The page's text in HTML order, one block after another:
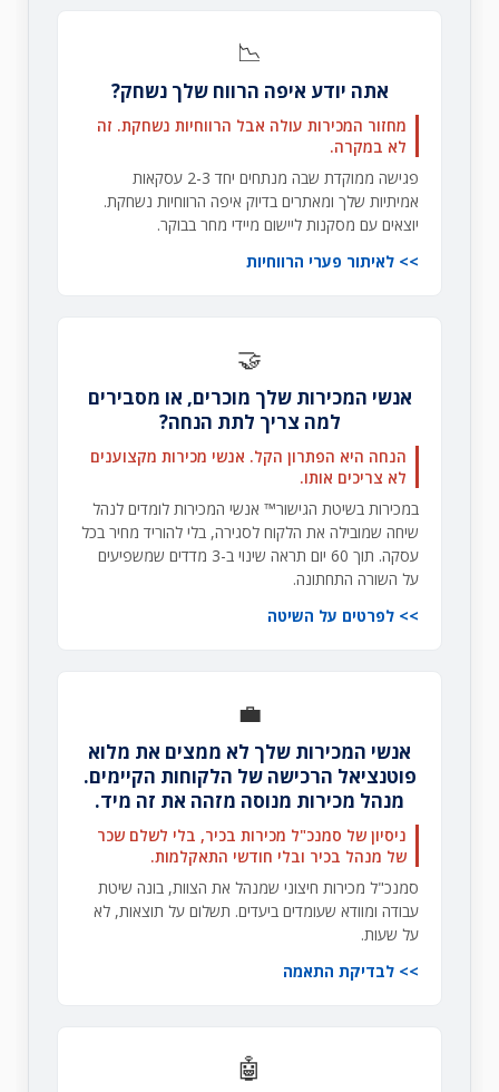
📉
אתה יודע איפה הרווח שלך נשחק?
מחזור המכירות עולה אבל הרווחיות נשחקת. זה
לא במקרה.
פגישה ממוקדת שבה מנתחים יחד 2-3 עסקאות
אמיתיות שלך ומאתרים בדיוק איפה הרווחיות נשחקת.
יוצאים עם מסקנות ליישום מיידי מחר בבוקר.
לאיתור פערי הרווחיות
🤝
אנשי המכירות שלך מוכרים, או מסבירים
למה צריך לתת הנחה?
הנחה היא הפתרון הקל. אנשי מכירות מקצוענים
לא צריכים אותו.
במכירות בשיטת הגישור™ אנשי המכירות לומדים לנהל
שיחה שמובילה את הלקוח לסגירה, בלי להוריד מחיר בכל
עסקה. תוך 60 יום תראה שינוי ב-3 מדדים שמשפיעים
על השורה התחתונה.
לפרטים על השיטה
💼
אנשי המכירות שלך לא ממצים את מלוא
פוטנציאל הרכישה של הלקוחות הקיימים.
מנהל מכירות מנוסה מזהה את זה מיד.
ניסיון של סמנכ"ל מכירות בכיר, בלי לשלם שכר
של מנהל בכיר ובלי חודשי התאקלמות.
סמנכ"ל מכירות חיצוני שמנהל את הצוות, בונה שיטת
עבודה ומוודא שעומדים ביעדים. תשלום על תוצאות, לא
על שעות.
לבדיקת התאמה
🤖